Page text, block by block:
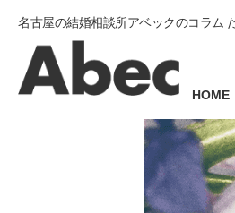
名古屋の結婚相談所アベックのコラ
HOME